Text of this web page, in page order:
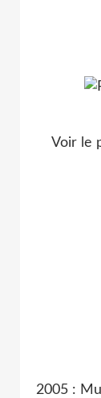
2005 :
Voir le